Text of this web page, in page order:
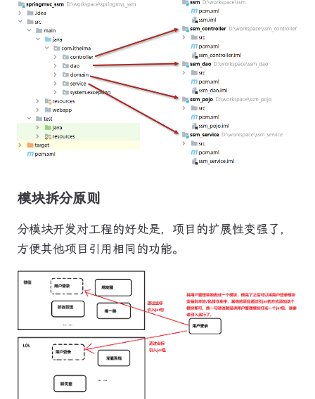
模块拆分原则
分模块开发对工程的好处是，项目的扩展性变强了，
方便其他项目引用相同的功能。